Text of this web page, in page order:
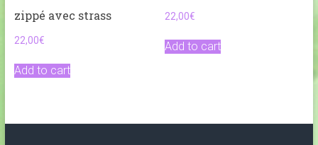
zippé avec strass
22,00€
Add to cart
22,00€
Add to cart